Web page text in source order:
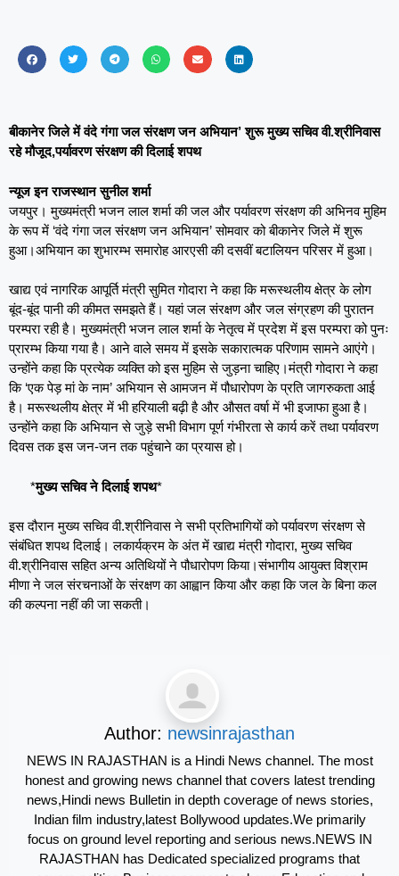
बीकानेर जिले में वंदे गंगा जल संरक्षण जन अभियान’ शुरू मुख्य सचिव वी.श्रीनिवास
रहे मौजूद,पर्यावरण संरक्षण की दिलाई शपथ
न्यूज इन राजस्थान सुनील शर्मा
जयपुर। मुख्यमंत्री भजन लाल शर्मा की जल और पर्यावरण संरक्षण की अभिनव मुहिम
के रूप में ‘वंदे गंगा जल संरक्षण जन अभियान’ सोमवार को बीकानेर जिले में शुरू
हुआ।अभियान का शुभारम्भ समारोह आरएसी की दसवीं बटालियन परिसर में हुआ।
खाद्य एवं नागरिक आपूर्ति मंत्री सुमित गोदारा ने कहा कि मरूस्थलीय क्षेत्र के लोग
बूंद-बूंद पानी की कीमत समझते हैं। यहां जल संरक्षण और जल संग्रहण की पुरातन
परम्परा रही है। मुख्यमंत्री भजन लाल शर्मा के नेतृत्व में प्रदेश में इस परम्परा को पुनः
प्रारम्भ किया गया है। आने वाले समय में इसके सकारात्मक परिणाम सामने आएंगे।
उन्होंने कहा कि प्रत्येक व्यक्ति को इस मुहिम से जुड़ना चाहिए।मंत्री गोदारा ने कहा
कि ‘एक पेड़ मां के नाम’ अभियान से आमजन में पौधारोपण के प्रति जागरुकता आई
है। मरूस्थलीय क्षेत्र में भी हरियाली बढ़ी है और औसत वर्षा में भी इजाफा हुआ है।
उन्होंने कहा कि अभियान से जुड़े सभी विभाग पूर्ण गंभीरता से कार्य करें तथा पर्यावरण
दिवस तक इस जन-जन तक पहुंचाने का प्रयास हो।
*मुख्य सचिव ने दिलाई शपथ*
इस दौरान मुख्य सचिव वी.श्रीनिवास ने सभी प्रतिभागियों को पर्यावरण संरक्षण से
संबंधित शपथ दिलाई। लकार्यक्रम के अंत में खाद्य मंत्री गोदारा, मुख्य सचिव
वी.श्रीनिवास सहित अन्य अतिथियों ने पौधारोपण किया।संभागीय आयुक्त विश्राम
मीणा ने जल संरचनाओं के संरक्षण का आह्वान किया और कहा कि जल के बिना कल
की कल्पना नहीं की जा सकती।
Author: newsinrajasthan
NEWS IN RAJASTHAN is a Hindi News channel. The most
honest and growing news channel that covers latest trending
news,Hindi news Bulletin in depth coverage of news stories,
Indian film industry,latest Bollywood updates.We primarily
focus on ground level reporting and serious news.NEWS IN
RAJASTHAN has Dedicated specialized programs that